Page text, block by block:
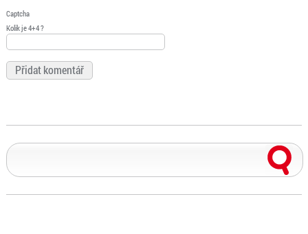
Captcha
Kolik je 4+4 ?